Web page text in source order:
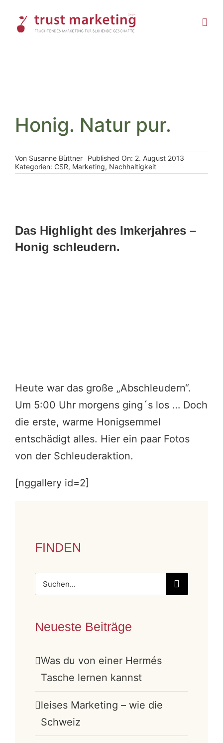
Honig. Natur pur.
Von Susanne Büttner
Published On: 2. August 2013
Kategorien: CSR, Marketing, Nachhaltigkeit
Das Highlight des Imkerjahres –
Honig schleudern.
Heute war das große „Abschleudern“.
Um 5:00 Uhr morgens ging´s los … Doch
die erste, warme Honigsemmel
entschädigt alles. Hier ein paar Fotos
von der Schleuderaktion.
[nggallery id=2]
FINDEN
Suche
nach:
Neueste Beiträge
Was du von einer Hermés
Tasche lernen kannst
leises Marketing – wie die
Schweiz